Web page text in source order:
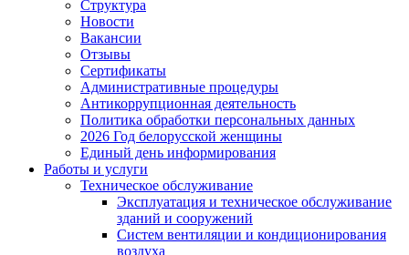
Структура
Новости
Вакансии
Отзывы
Сертификаты
Административные процедуры
Антикоррупционная деятельность
Политика обработки персональных данных
2026 Год белорусской женщины
Единый день информирования
Работы и услуги
Техническое обслуживание
Эксплуатация и техническое обслуживание
зданий и сооружений
Систем вентиляции и кондиционирования
воздуха